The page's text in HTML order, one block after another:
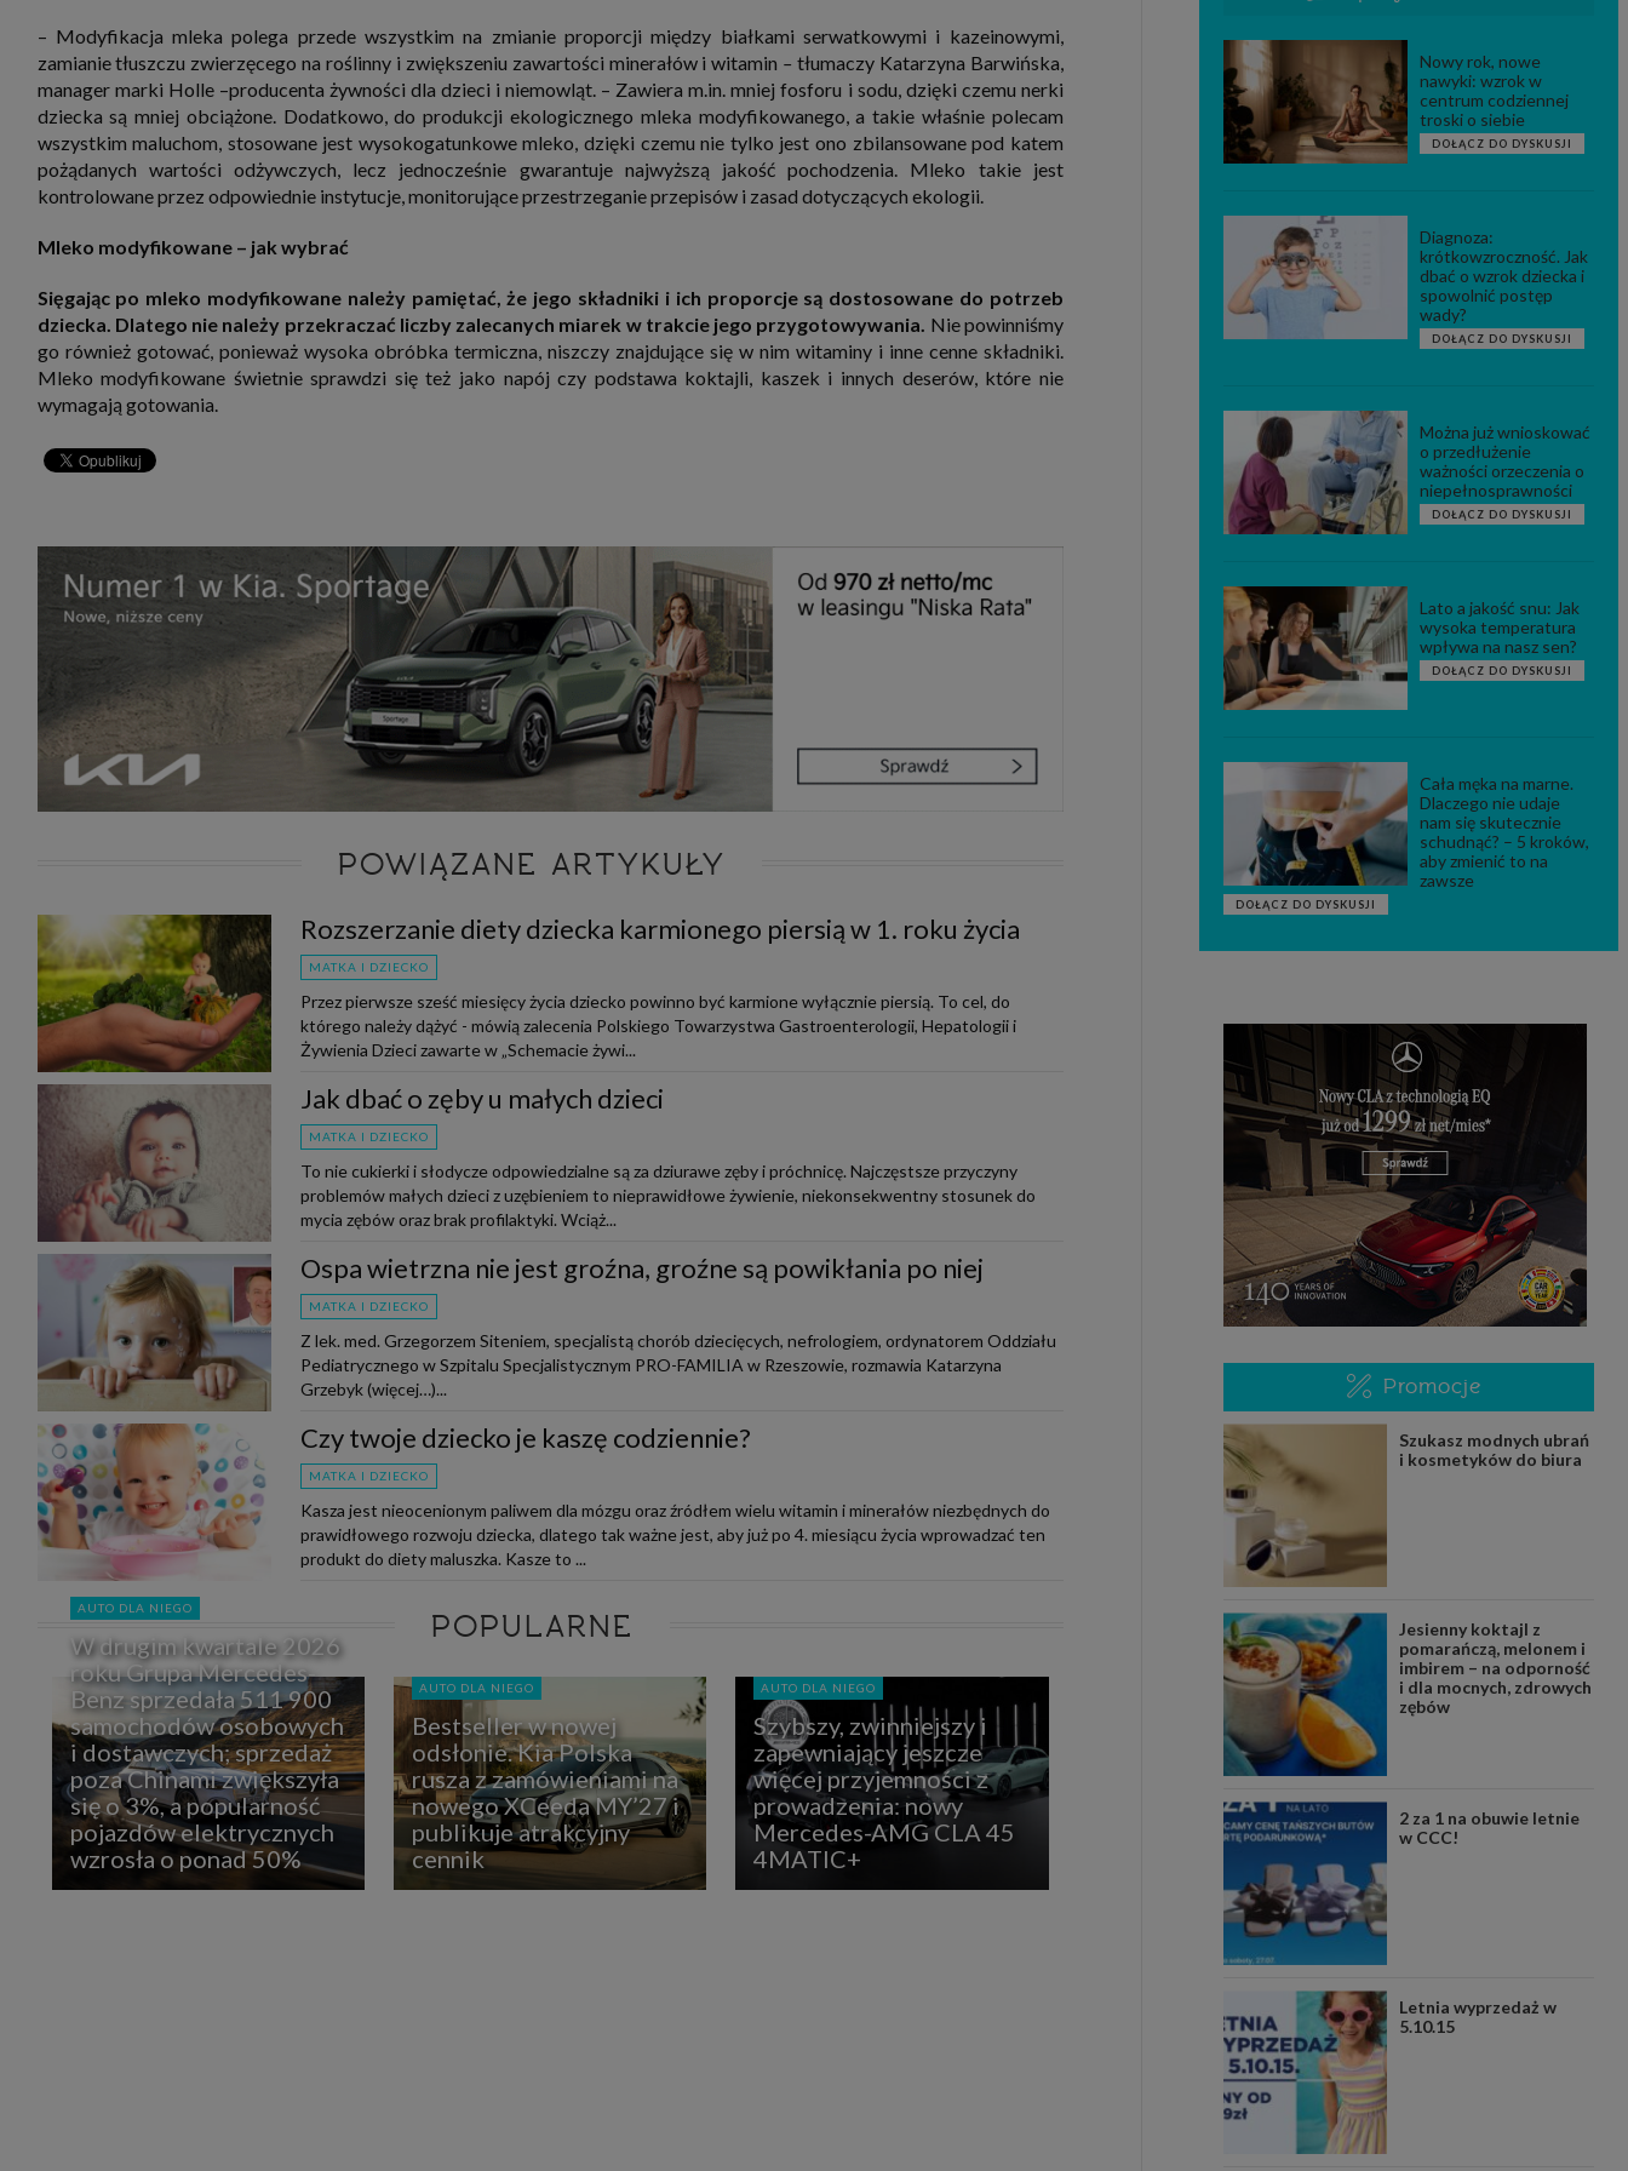
– Modyfikacja mleka polega przede wszystkim na zmianie proporcji między białkami serwatkowymi i kazeinowymi,
zamianie tłuszczu zwierzęcego na roślinny i zwiększeniu zawartości minerałów i witamin – tłumaczy Katarzyna Barwińska,
manager marki Holle –producenta żywności dla dzieci i niemowląt. – Zawiera m.in. mniej fosforu i sodu, dzięki czemu nerki
dziecka są mniej obciążone. Dodatkowo, do produkcji ekologicznego mleka modyfikowanego, a takie właśnie polecam
wszystkim maluchom, stosowane jest wysokogatunkowe mleko, dzięki czemu nie tylko jest ono zbilansowane pod katem
pożądanych wartości odżywczych, lecz jednocześnie gwarantuje najwyższą jakość pochodzenia. Mleko takie jest
kontrolowane przez odpowiednie instytucje, monitorujące przestrzeganie przepisów i zasad dotyczących ekologii.
Mleko modyfikowane – jak wybrać
Sięgając po mleko modyfikowane należy pamiętać, że jego składniki i ich proporcje są dostosowane do potrzeb
dziecka. Dlatego nie należy przekraczać liczby zalecanych miarek w trakcie jego przygotowywania. Nie powinniśmy
go również gotować, ponieważ wysoka obróbka termiczna, niszczy znajdujące się w nim witaminy i inne cenne składniki.
Mleko modyfikowane świetnie sprawdzi się też jako napój czy podstawa koktajli, kaszek i innych deserów, które nie
wymagają gotowania.
POWIĄZANE ARTYKUŁY
Rozszerzanie diety dziecka karmionego piersią w 1. roku życia
MATKA I DZIECKO
Przez pierwsze sześć miesięcy życia dziecko powinno być karmione wyłącznie piersią. To cel, do
którego należy dążyć - mówią zalecenia Polskiego Towarzystwa Gastroenterologii, Hepatologii i
Żywienia Dzieci zawarte w „Schemacie żywi...
Jak dbać o zęby u małych dzieci
MATKA I DZIECKO
To nie cukierki i słodycze odpowiedzialne są za dziurawe zęby i próchnicę. Najczęstsze przyczyny
problemów małych dzieci z uzębieniem to nieprawidłowe żywienie, niekonsekwentny stosunek do
mycia zębów oraz brak profilaktyki. Wciąż...
Ospa wietrzna nie jest groźna, groźne są powikłania po niej
MATKA I DZIECKO
Z lek. med. Grzegorzem Siteniem, specjalistą chorób dziecięcych, nefrologiem, ordynatorem Oddziału
Pediatrycznego w Szpitalu Specjalistycznym PRO-FAMILIA w Rzeszowie, rozmawia Katarzyna
Grzebyk (więcej…)...
Czy twoje dziecko je kaszę codziennie?
MATKA I DZIECKO
Kasza jest nieocenionym paliwem dla mózgu oraz źródłem wielu witamin i minerałów niezbędnych do
prawidłowego rozwoju dziecka, dlatego tak ważne jest, aby już po 4. miesiącu życia wprowadzać ten
produkt do diety maluszka. Kasze to ...
POPULARNE
AUTO DLA NIEGO
W drugim kwartale 2026
roku Grupa Mercedes-
Benz sprzedała 511 900
samochodów osobowych
i dostawczych; sprzedaż
poza Chinami zwiększyła
się o 3%, a popularność
pojazdów elektrycznych
wzrosła o ponad 50%
AUTO DLA NIEGO
Bestseller w nowej
odsłonie. Kia Polska
rusza z zamówieniami na
nowego XCeeda MY’27 i
publikuje atrakcyjny
cennik
AUTO DLA NIEGO
Szybszy, zwinniejszy i
zapewniający jeszcze
więcej przyjemności z
prowadzenia: nowy
Mercedes-AMG CLA 45
4MATIC+
Nowy rok, nowe
nawyki: wzrok w
centrum codziennej
troski o siebie
DOŁĄCZ DO DYSKUSJI
Diagnoza:
krótkowzroczność. Jak
dbać o wzrok dziecka i
spowolnić postęp
wady?
DOŁĄCZ DO DYSKUSJI
Można już wnioskować
o przedłużenie
ważności orzeczenia o
niepełnosprawności
DOŁĄCZ DO DYSKUSJI
Lato a jakość snu: Jak
wysoka temperatura
wpływa na nasz sen?
DOŁĄCZ DO DYSKUSJI
Cała męka na marne.
Dlaczego nie udaje
nam się skutecznie
schudnąć? – 5 kroków,
aby zmienić to na
zawsze
DOŁĄCZ DO DYSKUSJI
Promocje
Szukasz modnych ubrań
i kosmetyków do biura
Jesienny koktajl z
pomarańczą, melonem i
imbirem – na odporność
i dla mocnych, zdrowych
zębów
2 za 1 na obuwie letnie
w CCC!
Letnia wyprzedaż w
5.10.15